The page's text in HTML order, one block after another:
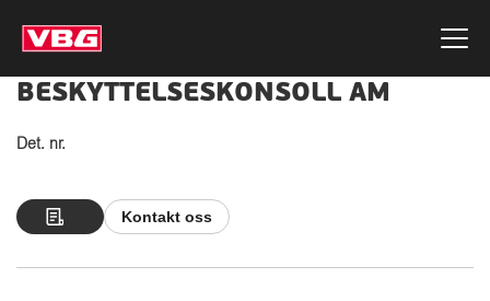
BESKYTTELSESKONSOLL AM
Det. nr.
Kontakt oss